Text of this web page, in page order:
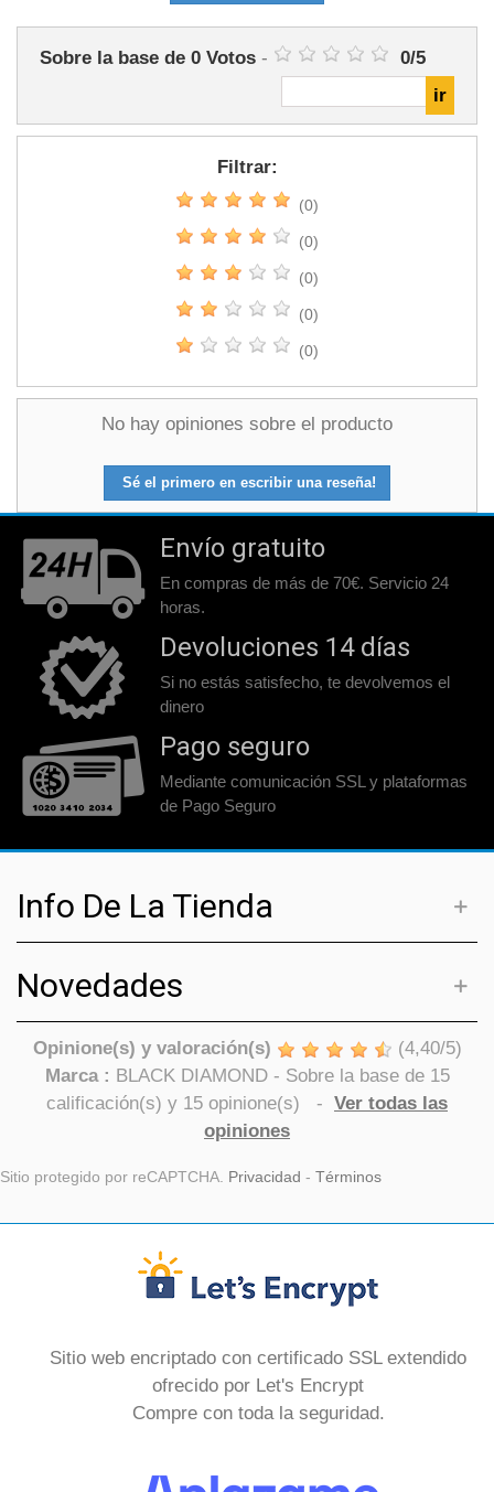
Sobre la base de 0 Votos - 0/5
Filtrar:
(0)
(0)
(0)
(0)
(0)
No hay opiniones sobre el producto
Sé el primero en escribir una reseña!
Envío gratuito
En compras de más de 70€. Servicio 24
horas.
Devoluciones 14 días
Si no estás satisfecho, te devolvemos el
dinero
Pago seguro
Mediante comunicación SSL y plataformas
de Pago Seguro
Info De La Tienda
Novedades
Opinione(s) y valoración(s) (4,40/5)
Marca : BLACK DIAMOND- Sobre la base de 15
calificación(s) y 15 opinione(s) - Ver todas las
opiniones
Sitio protegido por reCAPTCHA. Privacidad - Términos
Sitio web encriptado con certificado SSL extendido
ofrecido por Let's Encrypt
Compre con toda la seguridad.